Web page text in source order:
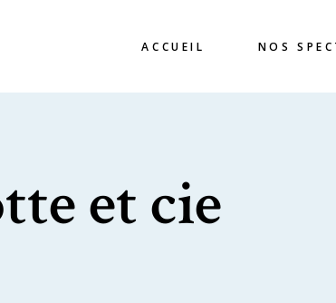
ACCUEIL NOS
et cie